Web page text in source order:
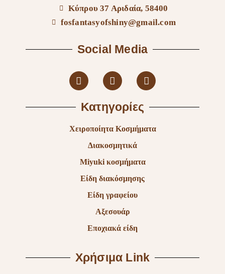
Κύπρου 37 Αριδαία, 58400
fosfantasyofshiny@gmail.com
Social Media
Κατηγορίες
Χειροποίητα Κοσμήματα
Διακοσμητικά
Miyuki κοσμήματα
Είδη διακόσμησης
Είδη γραφείου
Αξεσουάρ
Εποχιακά είδη
Χρήσιμα Link